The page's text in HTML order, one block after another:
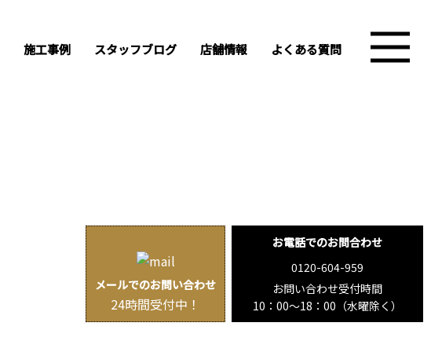
施工事例 スタッフブログ 店舗情報 よくある質問
メールでのお問い合わせ
24時間受付中！
お電話でのお問合わせ
0120-604-959
お問い合わせ受付時間
10：00〜18：00（水曜除く）